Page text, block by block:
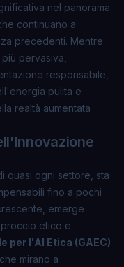
nel panorama
continuano a
precedenti. Mentre
pervasiva,
responsabile,
pulita e
realtà aumentata
quasi ogni settore, sta
fino a pochi
emerge
etico e
per l'AI Etica (GAEC)
mirano a